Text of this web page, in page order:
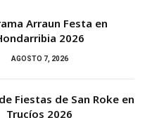
Arraun Festa en
2026
AGOSTO 7, 2026
Fiestas de San Roke en
Trucíos 2026